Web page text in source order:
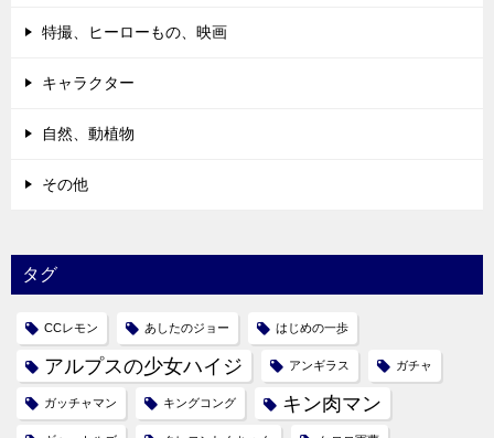
特撮、ヒーローもの、映画
キャラクター
自然、動植物
その他
タグ
CCレモン あしたのジョー はじめの一歩
アルプスの少女ハイジ アンギラス ガチャ
ガッチャマン キングコング キン肉マン